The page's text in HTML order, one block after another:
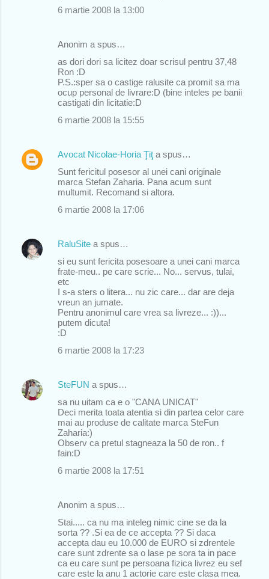
6 martie 2008 la 13:00
Anonim a spus…
as dori dori sa licitez doar scrisul pentru 37,48
Ron :D
P.S.:sper sa o castige ralusite ca promit sa ma
ocup personal de livrare:D (bine inteles pe banii
castigati din licitatie:D
6 martie 2008 la 15:55
Avocat Nicolae-Horia Ţiţ a spus…
Sunt fericitul posesor al unei cani originale
marca Stefan Zaharia. Pana acum sunt
multumit. Recomand si altora.
6 martie 2008 la 17:06
RaluSite a spus…
si eu sunt fericita posesoare a unei cani marca
frate-meu.. pe care scrie... No... servus, tulai,
etc
I s-a sters o litera... nu zic care... dar are deja
vreun an jumate.
Pentru anonimul care vrea sa livreze... :))...
putem dicuta!
:D
6 martie 2008 la 17:23
SteFUN a spus…
sa nu uitam ca e o "CANA UNICAT"
Deci merita toata atentia si din partea celor care
mai au produse de calitate marca SteFun
Zaharia:)
Observ ca pretul stagneaza la 50 de ron.. f
fain:D
6 martie 2008 la 17:51
Anonim a spus…
Stai..... ca nu ma inteleg nimic cine se da la
sorta ?? .Si ea de ce accepta ?? Si daca
accepta dau eu 10.000 de EURO si zdrentele
care sunt zdrente sa o lase pe sora ta in pace
ca eu care sunt pe persoana fizica livrez eu sef
care este la anu 1 actorie care este clasa mea.